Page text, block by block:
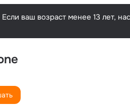
ваш возраст менее 13 лет,